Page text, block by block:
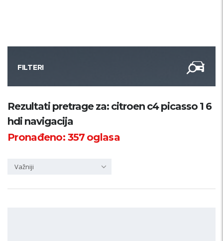
FILTERI
Kategorija
Županija
Rezultati pretrage za: citroen c4 picasso 1 6
hdi navigacija
Pronađeno:357oglasa
Važniji